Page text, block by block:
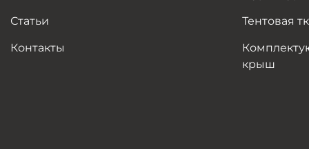
Статьи
Контакты
Тентовая
крыш